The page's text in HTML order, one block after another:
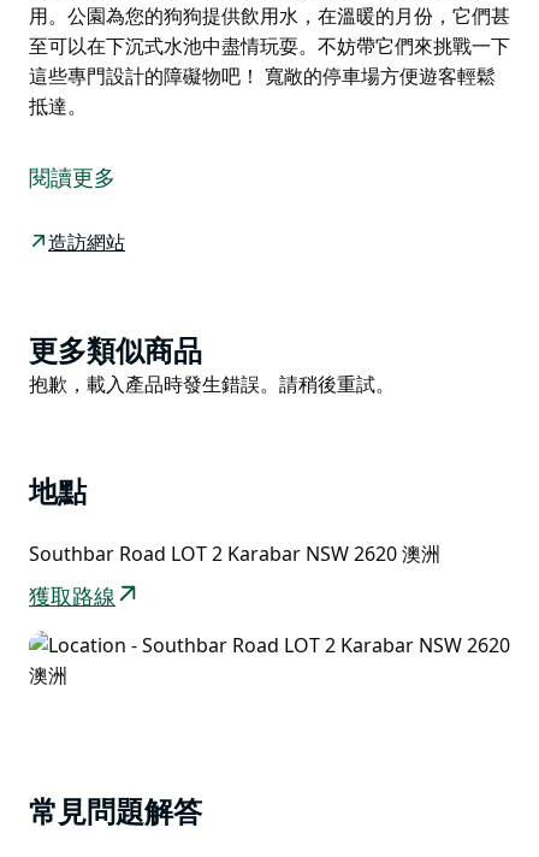
用。公園為您的狗狗提供飲用水，在溫暖的月份，它們甚
至可以在下沉式水池中盡情玩耍。不妨帶它們來挑戰一下
這些專門設計的障礙物吧！ 寬敞的停車場方便遊客輕鬆
抵達。
車賽道。它由 Dirtz Designs and Constructions 公司設
計建造，是該地區首個量身定制的公共跳躍和泵道設施。
公園非常適合各個級別的騎手，您很難在這裡找到不喜歡
「疤痕」還設有專門的圍欄區域，供狗狗自由奔跑玩耍。
這裡有兩個大型區域，一個供小型犬使用，一個供大型犬
使用。公園為您的狗狗提供飲用水，在溫暖的月份，它們
寬敞的停車場方便遊客輕鬆抵達。
閱讀更多
造訪網站
Product
List
更多類似商品
Product
抱歉，載入產品時發生錯誤。請稍後重試。
地點
Southbar Road LOT 2 Karabar NSW 2620 澳洲
獲取路線
常見問題解答